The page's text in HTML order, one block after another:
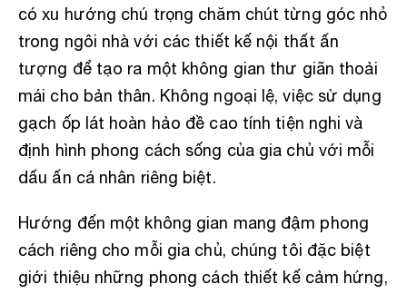
có xu hướng chú trọng chăm chút từng góc nhỏ
trong ngôi nhà với các thiết kế nội thất ấn
tượng để tạo ra một không gian thư giãn thoải
mái cho bản thân. Không ngoại lệ, việc sử dụng
gạch ốp lát hoàn hảo đề cao tính tiện nghi và
định hình phong cách sống của gia chủ với mỗi
dấu ấn cá nhân riêng biệt.
Hướng đến một không gian mang đậm phong
cách riêng cho mỗi gia chủ, chúng tôi đặc biệt
giới thiệu những phong cách thiết kế cảm hứng,